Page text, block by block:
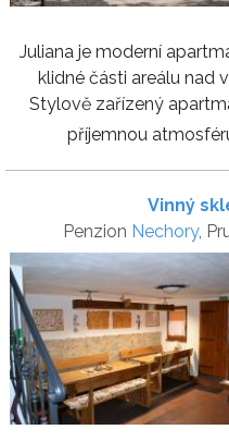
Juliana je moderní
klidné části areálu nad
Stylově zařízený
příjemnou
Vinný
Penzion Nechory,